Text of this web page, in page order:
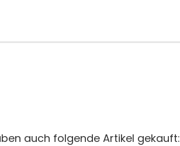
auch folgende Artikel gekauft: